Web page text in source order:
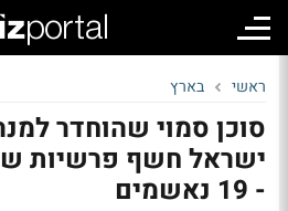
ראשי בארץ
סוכן סמוי שהוחדר
ישראל חשף פרשיות
- 19 נאשמים